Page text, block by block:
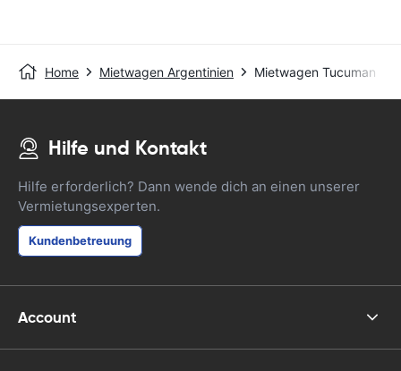
Home Mietwagen Argentinien Mietwagen Tucuman
Hilfe und Kontakt
Hilfe erforderlich? Dann wende dich an einen unserer
Vermietungsexperten.
Kundenbetreuung
Account